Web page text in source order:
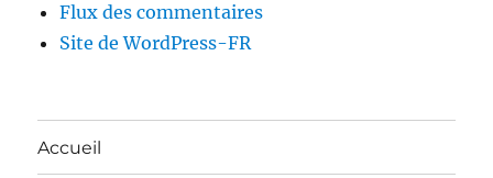
Flux des commentaires
Site de WordPress-FR
Accueil